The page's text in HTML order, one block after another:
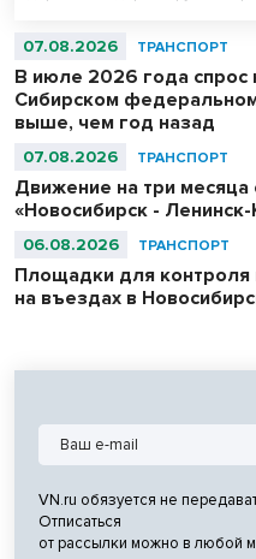
года в рамках нацпроекта
07.08.2026 ТРАНСПОРТ
В июле 2026 года спрос
Сибирском федеральном
выше, чем год назад
07.08.2026 ТРАНСПОРТ
Движение на три месяца
«Новосибирск - Ленинск-
06.08.2026 ТРАНСПОРТ
Площадки для контроля
на въездах в
VN.ru обязуется не
Отписаться
от рассылки можно в любой